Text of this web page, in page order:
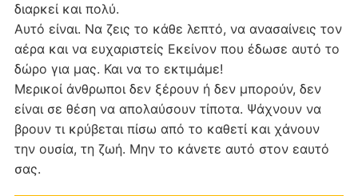
διαρκεί και πολύ.
Αυτό είναι. Να ζεις το κάθε λεπτό, να ανασαίνεις τον
αέρα και να ευχαριστείς Εκείνον που έδωσε αυτό το
δώρο για μας. Και να το εκτιμάμε!
Μερικοί άνθρωποι δεν ξέρουν ή δεν μπορούν, δεν
είναι σε θέση να απολαύσουν τίποτα. Ψάχνουν να
βρουν τι κρύβεται πίσω από το καθετί και χάνουν
την ουσία, τη ζωή. Μην το κάνετε αυτό στον εαυτό
σας.